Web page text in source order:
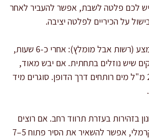
אם יש לכם פלטה לשבת, אפשר להעביר לאחר
בדיקת נוזלים באמצע (רשות אבל מומלץ): אחרי כ-6 שעות,
שיש נוזלים בתחתית. אם יבש מאוד,
מוסיפים 150–250 מ"ל מים רותחים דרך הדופן. סוגרים מיד
בזהירות בעזרת תרווד רחב. אם רוצים
מרקם מעט יותר קרמלי, אפשר להשאיר את הסיר פתוח 5–7